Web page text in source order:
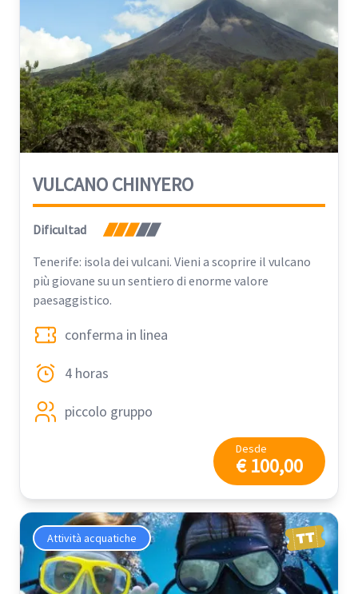
VULCANO CHINYERO
Dificultad
Tenerife: isola dei vulcani. Vieni a scoprire il vulcano
più giovane su un sentiero di enorme valore
paesaggistico.
conferma in linea
4 horas
piccolo gruppo
Desde
€ 100,00
Attività acquatiche